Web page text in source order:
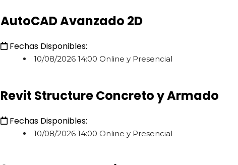
AutoCAD Avanzado 2D
Fechas Disponibles:
10/08/2026 14:00 Online y Presencial
Revit Structure Concreto y Armado
Fechas Disponibles:
10/08/2026 14:00 Online y Presencial